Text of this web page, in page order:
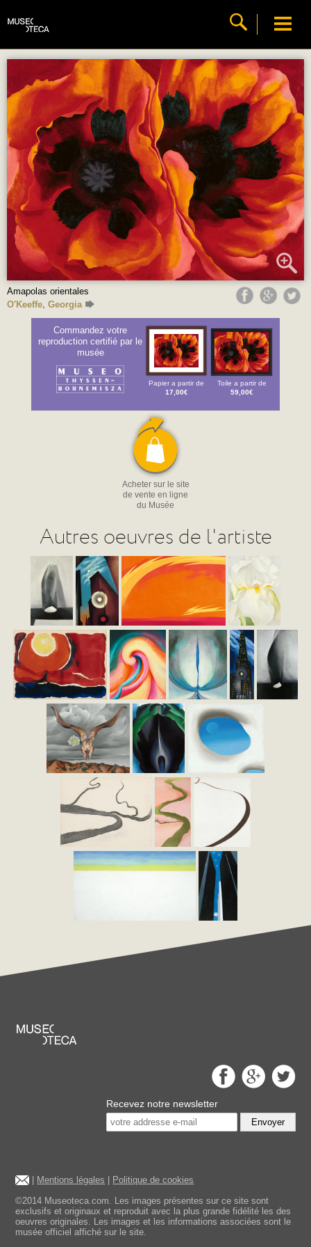
Amapolas orientales
O'Keeffe, Georgia
Commandez votre
reproduction certifié par le
musée
Papier a partir de
17,00€
Toile a partir de
59,00€
Acheter sur le site
de vente en ligne
du Musée
Autres oeuvres de l'artiste
Recevez notre newsletter
Envoyer
| Mentions légales | Politique de cookies
©2014 Museoteca.com. Les images présentes sur ce site sont
exclusifs et originaux et reproduit avec la plus grande fidélité les des
oeuvres originales. Les images et les informations associées sont le
musée officiel affiché sur le site.